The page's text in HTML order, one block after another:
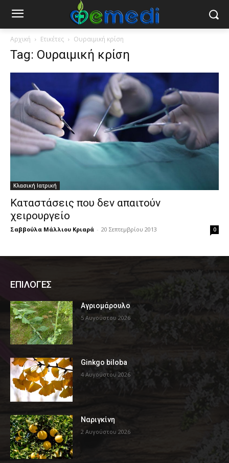
Αρχική Ετικέτες Ουραιμική κρίση
Tag: Ουραιμική κρίση
Κλασική Ιατρική
Καταστάσεις που δεν απαιτούν
χειρουργείο
Σαββούλα Μάλλιου Κριαρά - 20 Σεπτεμβρίου 2013 0
ΕΠΙΛΟΓΕΣ
Αγριομάρουλο
5 Αυγούστου 2026
Ginkgo biloba
4 Αυγούστου 2026
Ναριγκίνη
2 Αυγούστου 2026